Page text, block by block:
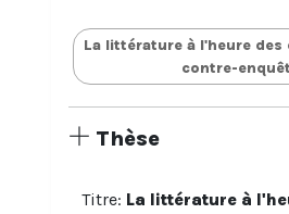
La littérature à l'heure des
contre-
Thèse
Titre: La littérature à